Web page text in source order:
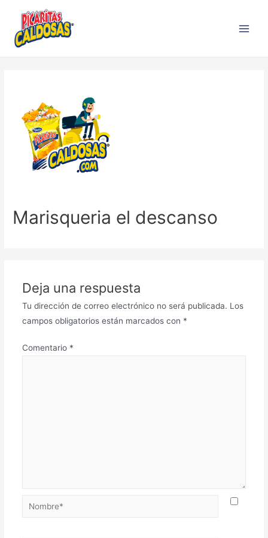
Marisqueria el descanso
Deja una respuesta
Tu dirección de correo electrónico no será publicada. Los
campos obligatorios están marcados con *
Comentario *